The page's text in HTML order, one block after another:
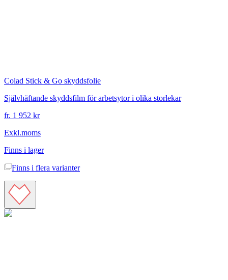
Colad Stick & Go skyddsfolie
Självhäftande skyddsfilm för arbetsytor i olika storlekar
fr. 1 952 kr
Exkl.moms
Finns i lager
Finns i flera varianter